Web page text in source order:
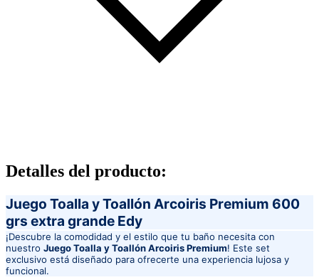
Detalles del producto:
Juego Toalla y Toallón Arcoiris Premium 600
grs extra grande Edy
¡Descubre la comodidad y el estilo que tu baño necesita con
nuestro Juego Toalla y Toallón Arcoiris Premium! Este set
exclusivo está diseñado para ofrecerte una experiencia lujosa y
funcional.